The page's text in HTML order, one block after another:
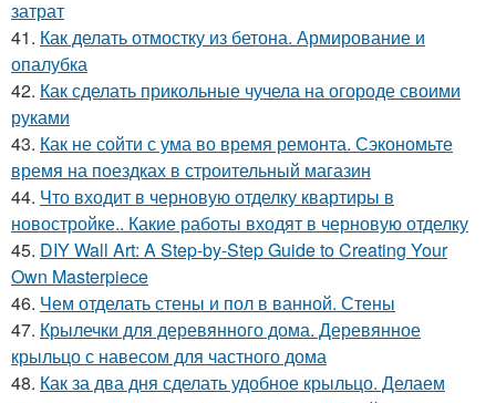
затрат
41. Как делать отмостку из бетона. Армирование и
опалубка
42. Как сделать прикольные чучела на огороде своими
руками
43. Как не сойти с ума во время ремонта. Сэкономьте
время на поездках в строительный магазин
44. Что входит в черновую отделку квартиры в
новостройке.. Какие работы входят в черновую отделку
45. DIY Wall Art: A Step-by-Step Guide to Creating Your
Own Masterpiece
46. Чем отделать стены и пол в ванной. Стены
47. Крылечки для деревянного дома. Деревянное
крыльцо с навесом для частного дома
48. Как за два дня сделать удобное крыльцо. Делаем